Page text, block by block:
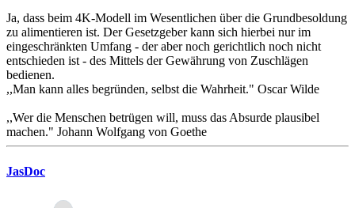
Ja, dass beim 4K-Modell im Wesentlichen über die Grundbesoldung
zu alimentieren ist. Der Gesetzgeber kann sich hierbei nur im
eingeschränkten Umfang - der aber noch gerichtlich noch nicht
entschieden ist - des Mittels der Gewährung von Zuschlägen
bedienen.
,,Man kann alles begründen, selbst die Wahrheit." Oscar Wilde
,,Wer die Menschen betrügen will, muss das Absurde plausibel
machen." Johann Wolfgang von Goethe
JasDoc